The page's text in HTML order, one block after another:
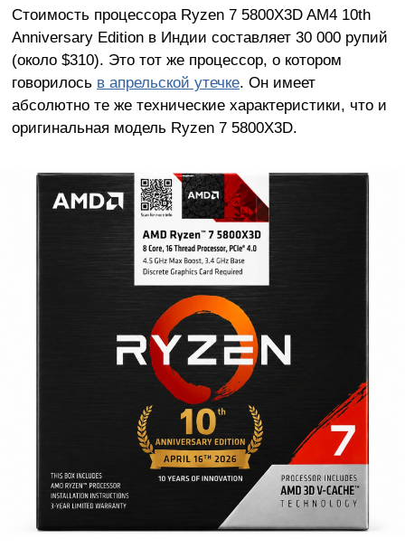
Стоимость процессора Ryzen 7 5800X3D AM4 10th
Anniversary Edition в Индии составляет 30 000 рупий
(около $310). Это тот же процессор, о котором
говорилось в апрельской утечке. Он имеет
абсолютно те же технические характеристики, что и
оригинальная модель Ryzen 7 5800X3D.